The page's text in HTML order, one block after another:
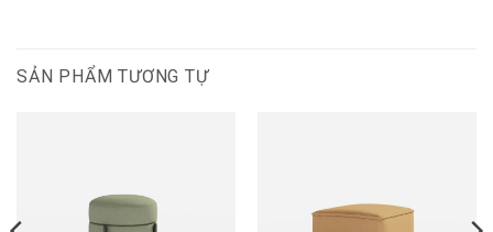
SẢN PHẨM TƯƠNG TỰ